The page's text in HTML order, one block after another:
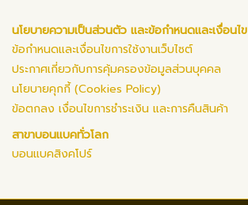
นโยบายความเป็นส่วนตัว และข้อกำหนดและเงื่อนไข
ข้อกำหนดและเงื่อนไขการใช้งานเว็บไซต์
ประกาศเกี่ยวกับการคุ้มครองข้อมูลส่วนบุคคล
นโยบายคุกกี้ (Cookies Policy)
ข้อตกลง เงื่อนไขการชำระเงิน และการคืนสินค้า
สาขาบอนแบคทั่วโลก
บอนแบคสิงคโปร์